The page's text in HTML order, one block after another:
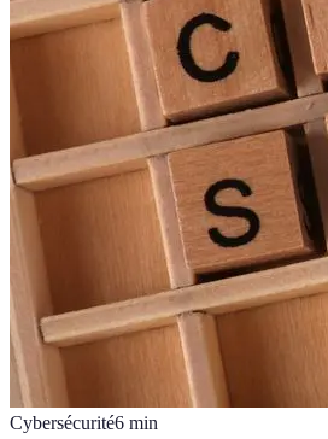
Cybersécurité6 min